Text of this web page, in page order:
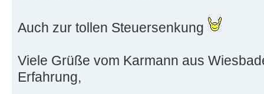
Auch zur tollen Steuersenkung
Viele Grüße vom Karmann aus
Erfahrung,